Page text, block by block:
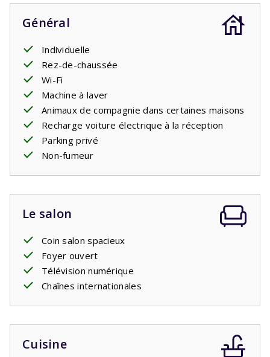
plaque de cuisson, réfrigérateur-congélateur,lave-
vaisselle, four et micro-ondes. A côté se trouve la
buanderie. Il y a deux chambres, chacune avec deuxlits
simples confortables
une douche et un lavabo séparés. Depuis le salon, vous
entrez dans le grand jardin avec une
et un barbecue. Un salon de jardin avec transats vous
attend.
Général
Individuelle
Rez-de-chaussée
Wi-Fi
Machine à laver
Animaux de compagnie dans certaines maisons
Recharge voiture électrique à la réception
Parking privé
Non-fumeur
Le salon
Coin salon spacieux
Foyer ouvert
Télévision numérique
Chaînes internationales
Cuisine